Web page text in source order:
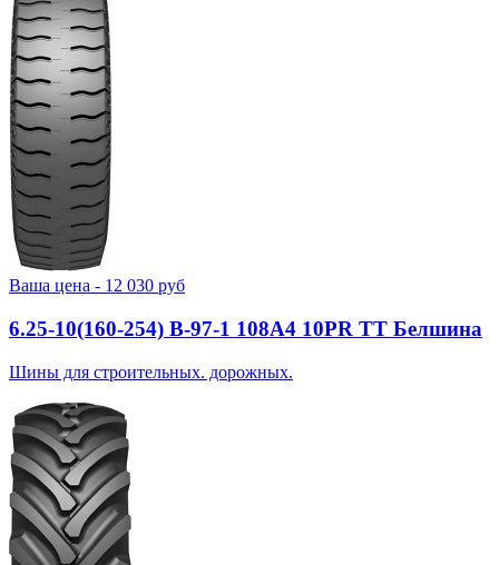
Ваша цена - 12 030 руб
6.25-10(160-254) В-97-1 108A4 10PR TT Белшина
Шины для строительных. дорожных.